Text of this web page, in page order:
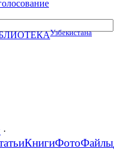
Узбекистана
·
КнигиФотоФайлы